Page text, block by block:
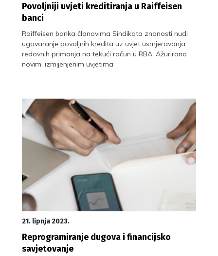
Povoljniji uvjeti kreditiranja u Raiffeisen
banci
Raiffeisen banka članovima Sindikata znanosti nudi
ugovaranje povoljnih kredita uz uvjet usmjeravanja
redovnih primanja na tekući račun u RBA. Ažurirano
novim, izmijenjenim uvjetima.
21. lipnja 2023.
Reprogramiranje dugova i financijsko
savjetovanje